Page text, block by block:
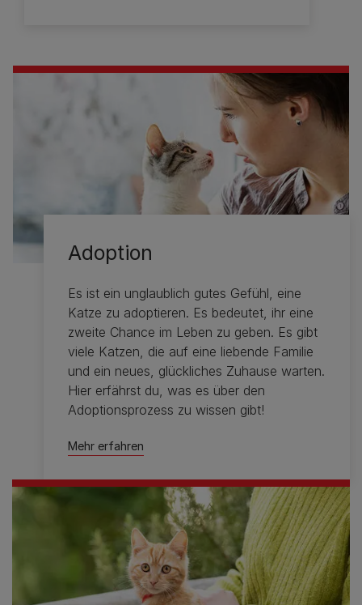
Adoption
Es ist ein unglaublich gutes Gefühl, eine
Katze zu adoptieren. Es bedeutet, ihr eine
zweite Chance im Leben zu geben. Es gibt
viele Katzen, die auf eine liebende Familie
und ein neues, glückliches Zuhause warten.
Hier erfährst du, was es über den
Adoptionsprozess zu wissen gibt!
Mehr erfahren